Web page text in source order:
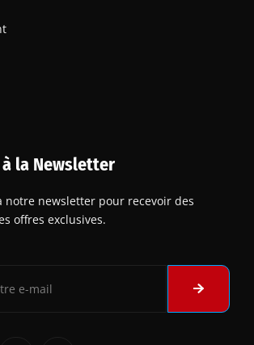
la Newsletter
notre newsletter pour recevoir des
offres exclusives.
Submit